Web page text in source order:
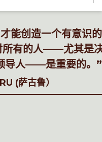
能创造一个有意识
所有的人——尤其是
导人——是重要的。 ”
(萨古鲁）